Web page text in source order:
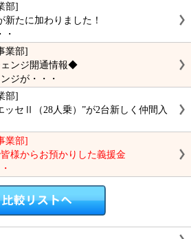
部]
新たに加わりました！
業部]
ンジ開通情報◆
ジが・・・
部]
ッセⅡ（28人乗）”が2台新しく仲間入
業部]
様からお預かりした義援金